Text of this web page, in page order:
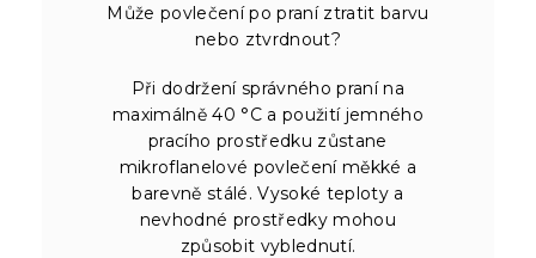
Může povlečení po praní ztratit barvu
nebo ztvrdnout?
Při dodržení správného praní na
maximálně 40 °C a použití jemného
pracího prostředku zůstane
mikroflanelové povlečení měkké a
barevně stálé. Vysoké teploty a
nevhodné prostředky mohou
způsobit vyblednutí.